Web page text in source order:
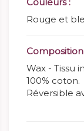
Rouge et
Composition
Wax - Tissu
100% coton.
Réversible